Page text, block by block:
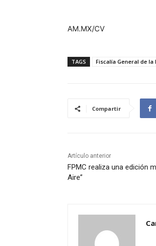
AM.MX/CV
TAGS Fiscalía General de la
Compartir
Artículo anterior
FPMC realiza una edición
Aire”